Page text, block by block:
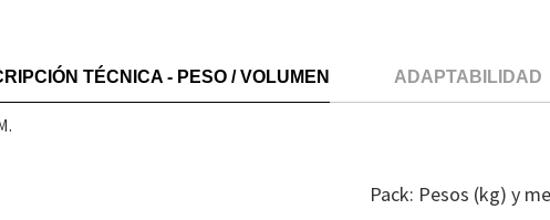
TÉCNICA - PESO / VOLUMEN ADAPTABILIDAD
Pack: Pesos (kg) y